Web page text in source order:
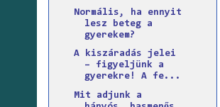
Normális, ha ennyit
lesz beteg a
gyerekem?
A kiszáradás jelei
– figyeljünk a
gyerekre! A fe...
Mit adjunk a